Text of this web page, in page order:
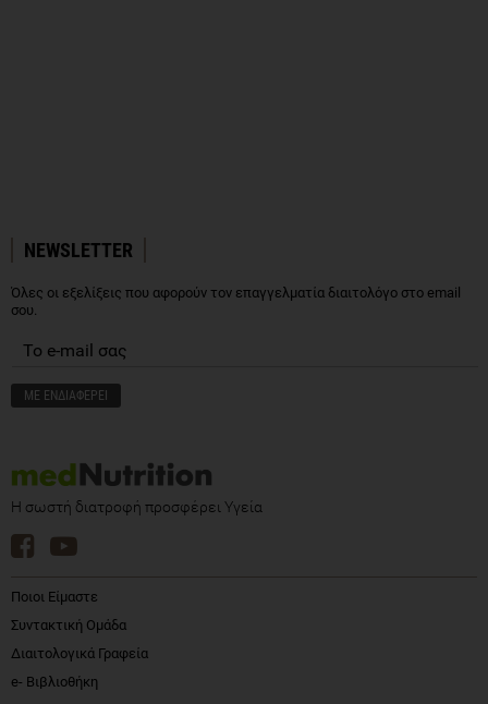
NEWSLETTER
Όλες οι εξελίξεις που αφορούν τον επαγγελματία διαιτολόγο στο email
σου.
Η σωστή διατροφή προσφέρει Υγεία
Ποιοι Είμαστε
Συντακτική Ομάδα
Διαιτολογικά Γραφεία
e- Βιβλιοθήκη